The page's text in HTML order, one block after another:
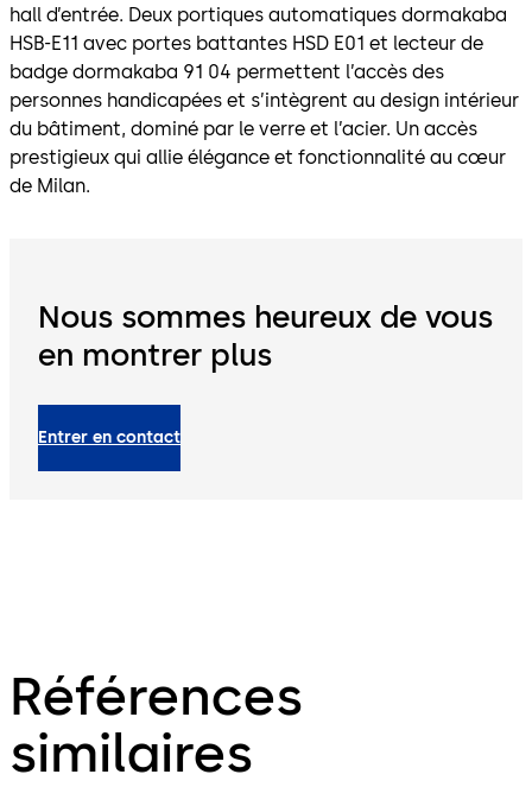
hall d’entrée. Deux portiques automatiques dormakaba
HSB-E11 avec portes battantes HSD E01 et lecteur de
badge dormakaba 91 04 permettent l’accès des
personnes handicapées et s’intègrent au design intérieur
du bâtiment, dominé par le verre et l’acier. Un accès
prestigieux qui allie élégance et fonctionnalité au cœur
de Milan.
Nous sommes heureux de vous
en montrer plus
Entrer en contact
Références
similaires